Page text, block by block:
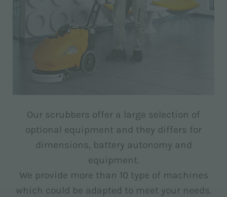
Our scrubbers offer a large selection of
optional equipment and they differs for
dimensions, battery autonomy and
equipment.
We provide more than 10 type of machines
which could be adapted to meet your needs.